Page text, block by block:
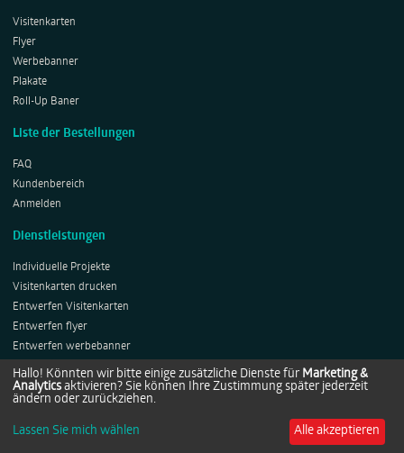
Visitenkarten
Flyer
Werbebanner
Plakate
Roll-Up Baner
Liste der Bestellungen
FAQ
Kundenbereich
Anmelden
Dienstleistungen
Individuelle Projekte
Visitenkarten drucken
Entwerfen Visitenkarten
Entwerfen flyer
Entwerfen werbebanner
Entwerfen Plakates
Entwerfen Roll-ups
Copyright © 2014-2026 by Netprints.de All rights reserved.
Hallo! Könnten wir bitte einige zusätzliche Dienste für Marketing &
Analytics aktivieren? Sie können Ihre Zustimmung später jederzeit
ändern oder zurückziehen.
Lassen Sie mich wählen Alle akzeptieren